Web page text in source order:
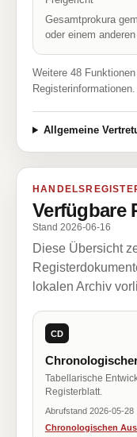
Gesamtprokura
oder einem
Weitere 48
Registerinformationen.
Allgemeine
Verfügbare
Stand 2026-06-16
Diese Übersicht
lokalen Archiv
CD
Tabellarische
Registerblatt.
Abrufstand 2026-05-28
Chronologischen